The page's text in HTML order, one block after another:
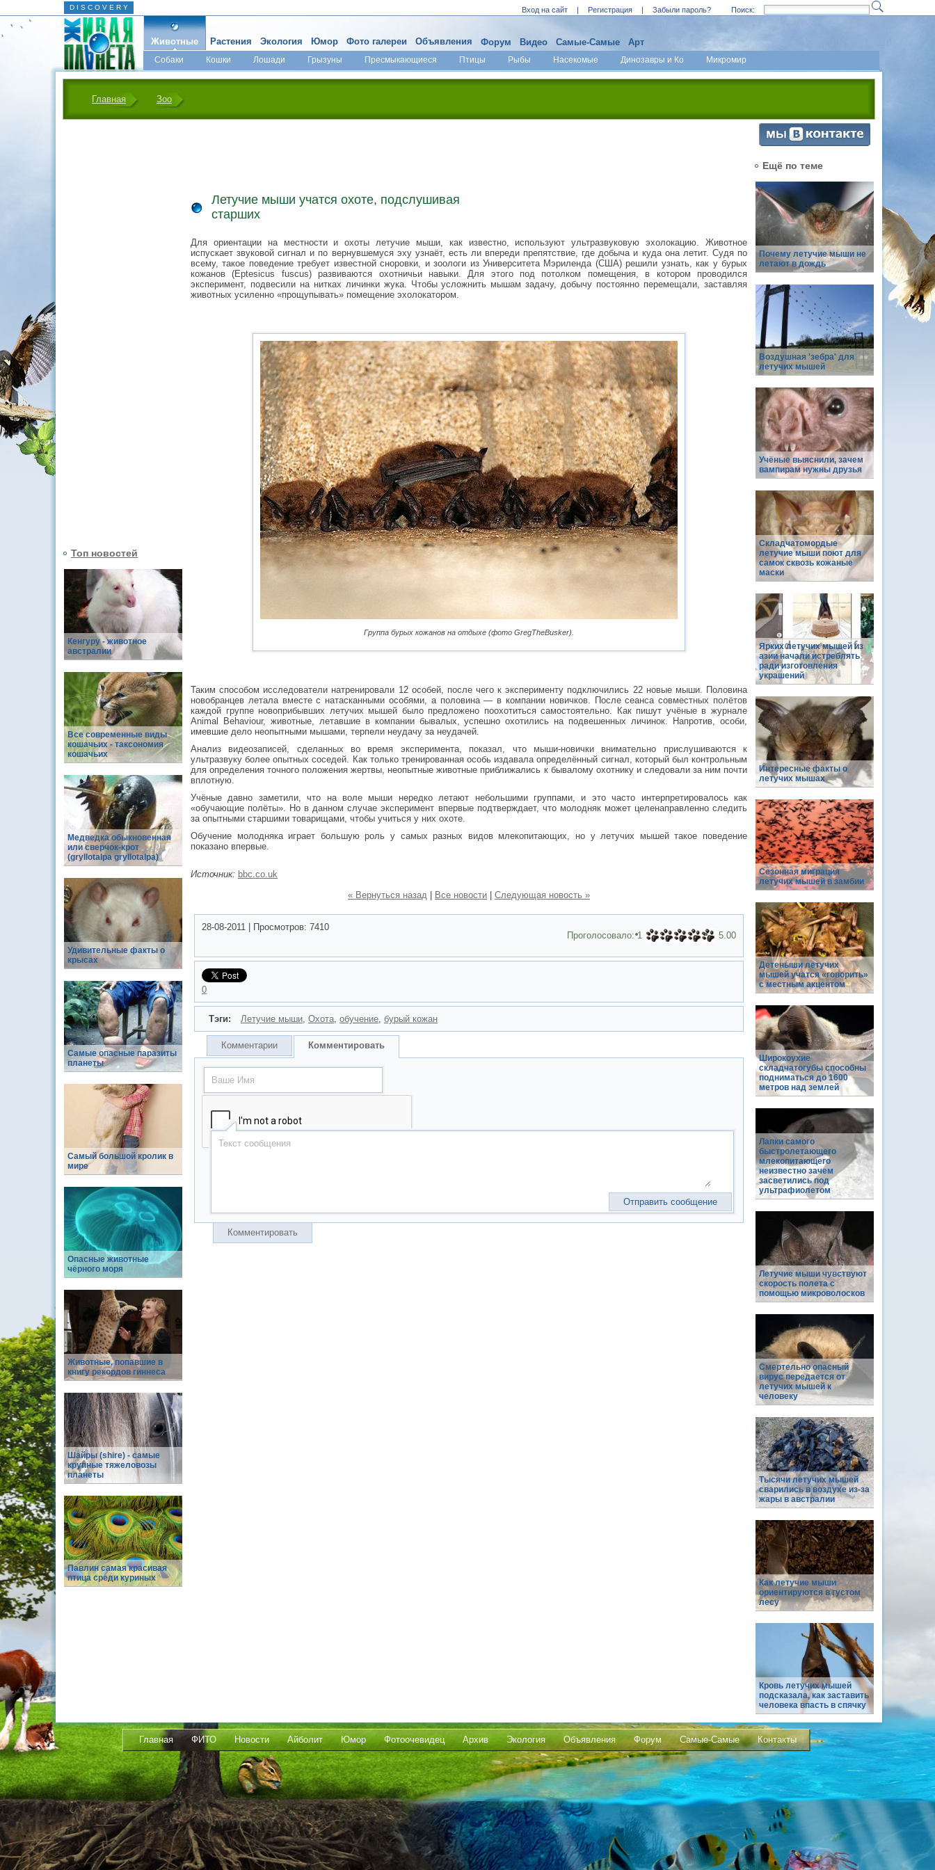
D I S C O V E R Y Вход на сайт | Регистрация | Забыли пароль? Поиск:
Животные
Собаки Кошки Лошади Грызуны Пресмыкающиеся Птицы Рыбы Насекомые Динозавры и Ко Микромир
Растения Экология Юмор Фото галереи Объявления Форум Видео Самые-Самые Арт
Главная Зоо
Топ новостей
Кенгуру - животное
австралии
Все современные виды
кошачьих - таксономия
кошачьих
Медведка обыкновенная
или сверчок-крот
(gryllotalpa gryllotalpa)
Удивительные факты о
крысах
Самые опасные паразиты
планеты
Самый большой кролик в
мире
Опасные животные
чёрного моря
Животные, попавшие в
книгу рекордов гиннеса
Шайры (shire) - самые
крупные тяжеловозы
планеты
Павлин самая красивая
птица среди куриных
Летучие мыши учатся охоте, подслушивая
старших
Для ориентации на местности и охоты летучие мыши, как известно, используют ультразвуковую эхолокацию. Животное
испускает звуковой сигнал и по вернувшемуся эху узнаёт, есть ли впереди препятствие, где добыча и куда она летит. Судя по
всему, такое поведение требует известной сноровки, и зоологи из Университета Мэриленда (США) решили узнать, как у бурых
кожанов (Eptesicus fuscus) развиваются охотничьи навыки. Для этого под потолком помещения, в котором проводился
эксперимент, подвесили на нитках личинки жука. Чтобы усложнить мышам задачу, добычу постоянно перемещали, заставляя
животных усиленно «прощупывать» помещение эхолокатором.
Группа бурых кожанов на отдыхе (фото GregTheBusker).
Таким способом исследователи натренировали 12 особей, после чего к эксперименту подключились 22 новые мыши. Половина
новобранцев летала вместе с натасканными особями, а половина — в компании новичков. После сеанса совместных полётов
каждой группе новоприбывших летучих мышей было предложено поохотиться самостоятельно. Как пишут учёные в журнале
Animal Behaviour, животные, летавшие в компании бывалых, успешно охотились на подвешенных личинок. Напротив, особи,
имевшие дело неопытными мышами, терпели неудачу за неудачей.
Анализ видеозаписей, сделанных во время эксперимента, показал, что мыши-новички внимательно прислушиваются к
ультразвуку более опытных соседей. Как только тренированная особь издавала определённый сигнал, который был контрольным
для определения точного положения жертвы, неопытные животные приближались к бывалому охотнику и следовали за ним почти
вплотную.
Учёные давно заметили, что на воле мыши нередко летают небольшими группами, и это часто интерпретировалось как
«обучающие полёты». Но в данном случае эксперимент впервые подтверждает, что молодняк может целенаправленно следить
за опытными старшими товарищами, чтобы учиться у них охоте.
Обучение молодняка играет большую роль у самых разных видов млекопитающих, но у летучих мышей такое поведение
показано впервые.
Источник: bbc.co.uk
« Вернуться назад
Все новости Следующая новость »
28-08-2011 Просмотров: 7410
Проголосовало:1 5.00
0
Тэги: Летучие мыши, Охота, обучение, бурый кожан
Комментарии Комментировать
Комментировать
Ещё по теме
Почему летучие мыши не
летают в дождь
Воздушная 'зебра' для
летучих мышей
Учёные выяснили, зачем
вампирам нужны друзья
Складчатомордые
летучие мыши поют для
самок сквозь кожаные
маски
Ярких летучих мышей из
азии начали истреблять
ради изготовления
украшений
Интересные факты о
летучих мышах
Сезонная миграция
летучих мышей в замбии
Детеныши летучих
мышей учатся «говорить»
с местным акцентом
Широкоухие
складчатогубы способны
подниматься до 1600
метров над землей
Лапки самого
быстролетающего
млекопитающего
неизвестно зачем
засветились под
ультрафиолетом
Летучие мыши чувствуют
скорость полета с
помощью микроволосков
Смертельно опасный
вирус передается от
летучих мышей к
человеку
Тысячи летучих мышей
сварились в воздухе из-за
жары в австралии
Как летучие мыши
ориентируются в густом
лесу
Кровь летучих мышей
подсказала, как заставить
человека впасть в спячку
Главная ФИТО Новости Айболит Юмор Фотоочевидец Архив Экология Объявления Форум Самые-Самые Контакты